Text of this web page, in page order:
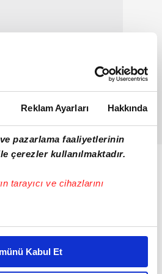
Reklam Ayarları Hakkında
pazarlama faaliyetlerinin
çerezler kullanılmaktadır.
tarayıcı ve cihazlarını
halinde sizlere özel
yaşatabiliriz. Bunu yaparken
bir reklam deneyimi sunmak
Kabul Et